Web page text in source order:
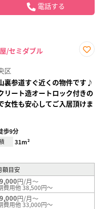
電話する
/セミダブル
録
区
裏参道すぐ近くの物件です♪
リート造オートロック付きの
女性も安心してご入居頂けま
歩9分
31m²
額目安
円/月～
費用他 38,500円～
円/月～
費用他 33,000円～